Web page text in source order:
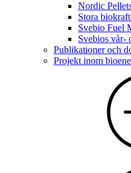
Nordic
Stora
Svebio Fuel
Svebios vår-
Publikationer och
Projekt inom